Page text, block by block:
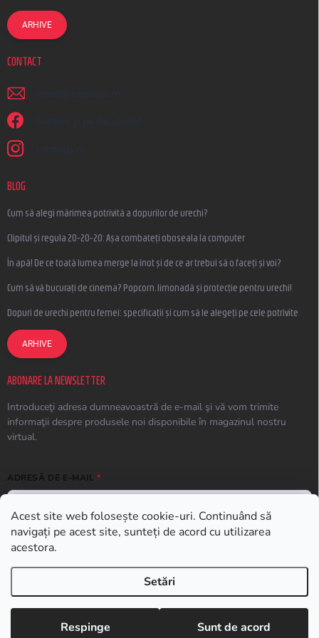
Acest site web folosește cookie-uri. Continuând să
navigați pe acest site, sunteți de acord cu utilizarea
acestora.
Setări
Respinge Sunt de acord
ARHIVE
CONTACT
scrieti @ earplugs.ro
Suntem și pe Facebook!
earplugs.ro
BLOG
Cum să alegi mărimea potrivită a dopurilor de urechi?
Clipitul și regula 20-20-20: Așa combateți oboseala la computer
În apă! De ce toată lumea merge la înot și de ce ar trebui să o faceți și voi?
Cum să vă bucurați de cinema? Popcorn, limonadă și protecție pentru urechi!
Dopuri de urechi pentru femei: specificații și cum să le alegeți pe cele potrivite
ARHIVE
ABONARE LA NEWSLETTER
Introduceţi adresa dumneavoastră de e-mail şi vă vom trimite
informaţii despre produsele noi disponibile în magazinul nostru
virtual.
ADRESĂ DE E-MAIL
ABONARE
Drepturi de autor 2026 . Toate drepturile rezervate.